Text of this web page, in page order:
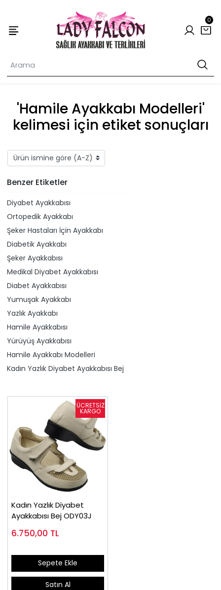
0
'Hamile Ayakkabı Modelleri'
kelimesi için etiket sonuçları
Benzer Etiketler
Diyabet Ayakkabısı
Ortopedik Ayakkabı
Şeker Hastaları İçin Ayakkabı
Diabetik Ayakkabı
Şeker Ayakkabısı
Medikal Diyabet Ayakkabısı
Diabet Ayakkabısı
Yumuşak Ayakkabı
Yazlık Ayakkabı
Hamile Ayakkabısı
Yürüyüş Ayakkabısı
Hamile Ayakkabı Modelleri
Kadın Yazlık Diyabet Ayakkabısı Bej
Kadın Yazlık Diyabet
Ayakkabısı Bej ODY03J
6.750,00 TL
Sepete Ekle
Satın Al